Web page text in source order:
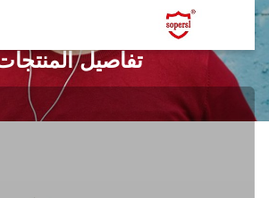
تفاصيل المنتجات